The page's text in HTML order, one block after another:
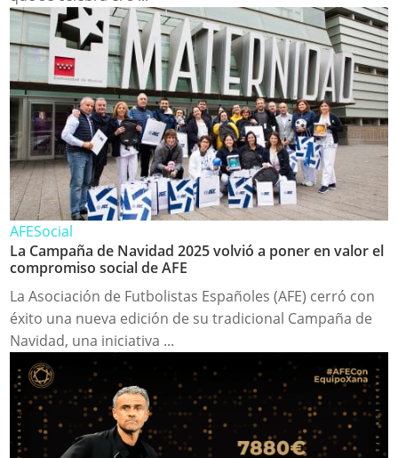
AFESocial
La Campaña de Navidad 2025 volvió a poner en valor el
compromiso social de AFE
La Asociación de Futbolistas Españoles (AFE) cerró con
éxito una nueva edición de su tradicional Campaña de
Navidad, una iniciativa ...